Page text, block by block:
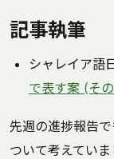
記事執筆
シャレイア語
で表す案 (そ
先週の進捗報告
ついて考えてい